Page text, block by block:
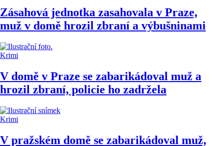
Zásahová jednotka zasahovala v Praze,
muž v domě hrozil zbraní a výbušninami
Krimi
V domě v Praze se zabarikádoval muž a
hrozil zbraní, policie ho zadržela
Krimi
V pražském domě se zabarikádoval muž,